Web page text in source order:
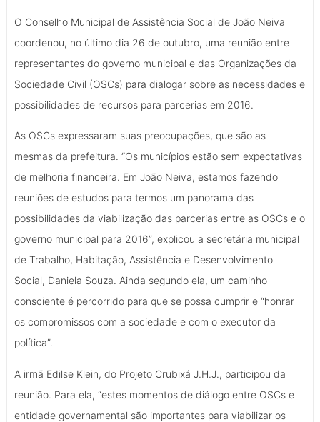
O Conselho Municipal de Assistência Social de João Neiva
coordenou, no último dia 26 de outubro, uma reunião entre
representantes do governo municipal e das Organizações da
Sociedade Civil (OSCs) para dialogar sobre as necessidades e
possibilidades de recursos para parcerias em 2016.
As OSCs expressaram suas preocupações, que são as
mesmas da prefeitura. “Os municípios estão sem expectativas
de melhoria financeira. Em João Neiva, estamos fazendo
reuniões de estudos para termos um panorama das
possibilidades da viabilização das parcerias entre as OSCs e o
governo municipal para 2016”, explicou a secretária municipal
de Trabalho, Habitação, Assistência e Desenvolvimento
Social, Daniela Souza. Ainda segundo ela, um caminho
consciente é percorrido para que se possa cumprir e “honrar
os compromissos com a sociedade e com o executor da
política”.
A irmã Edilse Klein, do Projeto Crubixá J.H.J., participou da
reunião. Para ela, “estes momentos de diálogo entre OSCs e
entidade governamental são importantes para viabilizar os